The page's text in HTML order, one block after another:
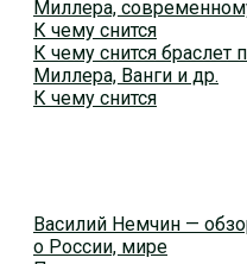
Миллера,
К чему снится
К чему снится
Миллера, Ванги и др.
К чему снится
Василий Немчин —
о России, мире